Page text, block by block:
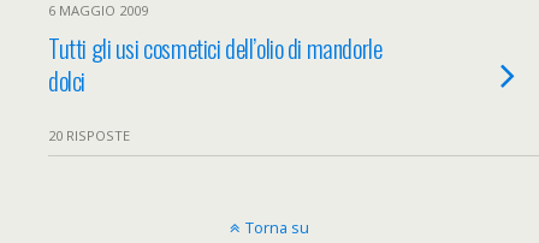
6 MAGGIO 2009
Tutti gli usi cosmetici dell’olio di mandorle
dolci
20 RISPOSTE
Torna su